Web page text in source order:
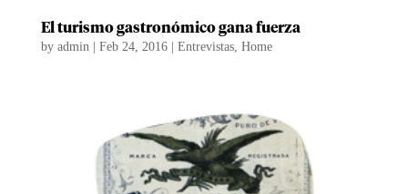
El turismo gastronómico gana fuerza
by admin| Feb 24, 2016| Entrevistas, Home